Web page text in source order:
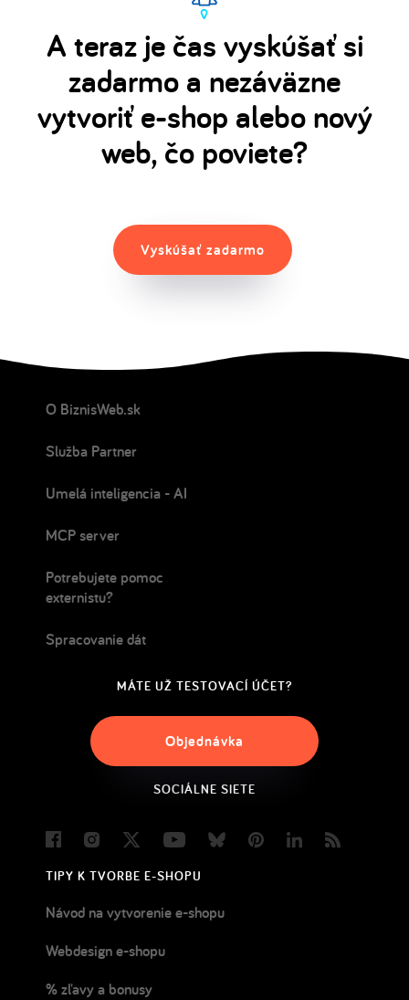
A teraz je čas vyskúšať si
zadarmo a nezáväzne
vytvoriť e-shop alebo nový
web, čo poviete?
Vyskúšať zadarmo
O BiznisWeb.sk
Služba Partner
Umelá inteligencia - AI
MCP server
Potrebujete pomoc
externistu?
Spracovanie dát
MÁTE UŽ TESTOVACÍ ÚČET?
Objednávka
SOCIÁLNE SIETE
FacebookInstagram
Twitter YoutubeBlueskyPinterestLinkedIn
TIPY K TVORBE E-SHOPU
Návod na vytvorenie e-shopu
Webdesign e-shopu
% zľavy a bonusy